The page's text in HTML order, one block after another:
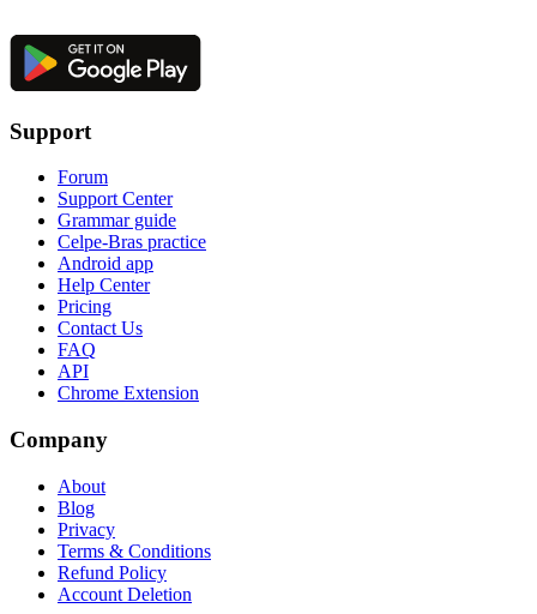
Support
Forum
Support Center
Grammar guide
Celpe-Bras practice
Android app
Help Center
Pricing
Contact Us
FAQ
API
Chrome Extension
Company
About
Blog
Privacy
Terms & Conditions
Refund Policy
Account Deletion